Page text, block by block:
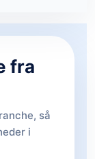
fra
så
i